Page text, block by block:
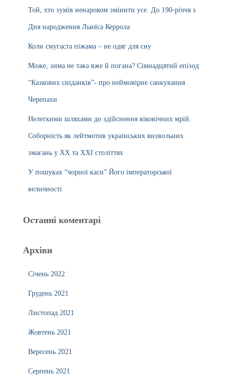
Той, хто зумів ненароком змінити усе. До 190-річчя з
Дня народження Льюїса Керрола
Коли смугаста піжама – не одяг для сну
Може, зима не така вже й погана? Сімнадцятий епізод
“Казкових сніданків”- про неймовірне санкування
Черепахи
Нелегкими шляхами до здійснення віковічних мрій.
Соборність як лейтмотив українських визвольних
змагань у ХХ та ХХІ століттях
У пошуках “чорної каси” Його імператорської
величності
Останні коментарі
Архіви
Січень 2022
Грудень 2021
Листопад 2021
Жовтень 2021
Вересень 2021
Серпень 2021